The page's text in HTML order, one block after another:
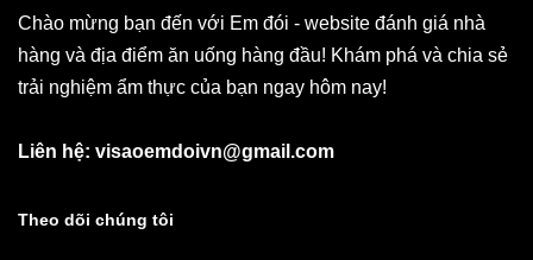
Chào mừng bạn đến với Em đói - website đánh giá nhà
hàng và địa điểm ăn uống hàng đầu! Khám phá và chia sẻ
trải nghiệm ẩm thực của bạn ngay hôm nay!
Liên hệ: visaoemdoivn@gmail.com
Theo dõi chúng tôi